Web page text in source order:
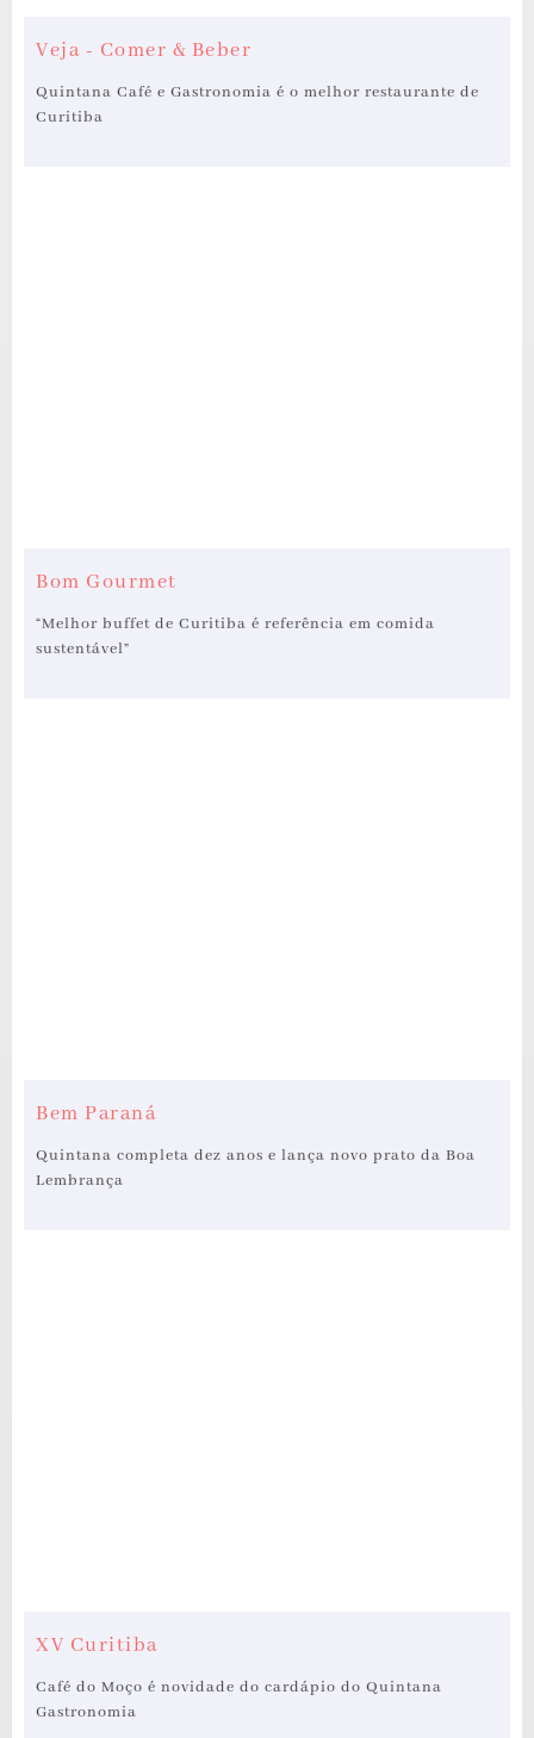
Veja - Comer & Beber
Quintana Café e Gastronomia é o melhor restaurante de
Curitiba
Bom Gourmet
“Melhor buffet de Curitiba é referência em comida
sustentável”
Bem Paraná
Quintana completa dez anos e lança novo prato da Boa
Lembrança
XV Curitiba
Café do Moço é novidade do cardápio do Quintana
Gastronomia